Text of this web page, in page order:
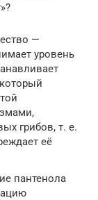
—
уровень
грибов, т. е.
её
пантенола